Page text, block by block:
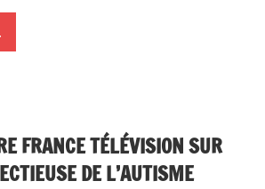
FRANCE TÉLÉVISION SUR
DE L’AUTISME